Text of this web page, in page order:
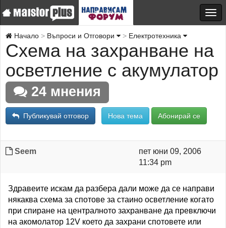
Начало Въпроси и Отговори Електротехника
Схема на захранване на
осветление с акумулатор
24 мнения
Публикувай отговор Нова тема Абонирай се
Seem
пет юни 09, 2006
11:34 pm
Здравеите искам да разбера дали може да се направи
някаква схема за спотове за стаино осветление когато
при спиране на централното захранване да превключи
на акомолатор 12V което да захрани спотовете или